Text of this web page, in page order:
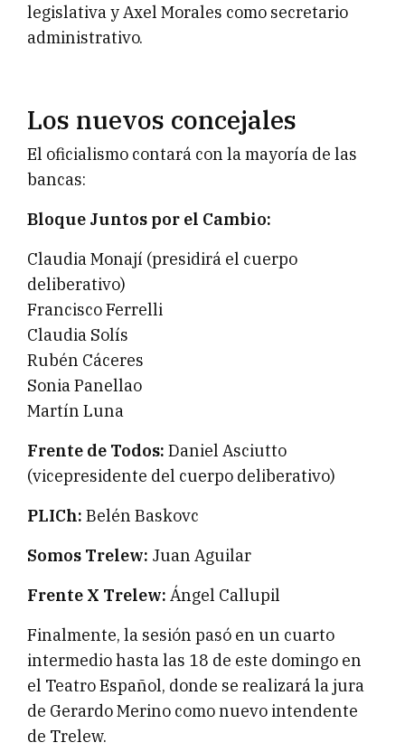
legislativa y Axel Morales como secretario
administrativo.
Los nuevos concejales
El oficialismo contará con la mayoría de las
bancas:
Bloque Juntos por el Cambio:
Claudia Monají (presidirá el cuerpo
deliberativo)
Francisco Ferrelli
Claudia Solís
Rubén Cáceres
Sonia Panellao
Martín Luna
Frente de Todos: Daniel Asciutto
(vicepresidente del cuerpo deliberativo)
PLICh: Belén Baskovc
Somos Trelew: Juan Aguilar
Frente X Trelew: Ángel Callupil
Finalmente, la sesión pasó en un cuarto
intermedio hasta las 18 de este domingo en
el Teatro Español, donde se realizará la jura
de Gerardo Merino como nuevo intendente
de Trelew.